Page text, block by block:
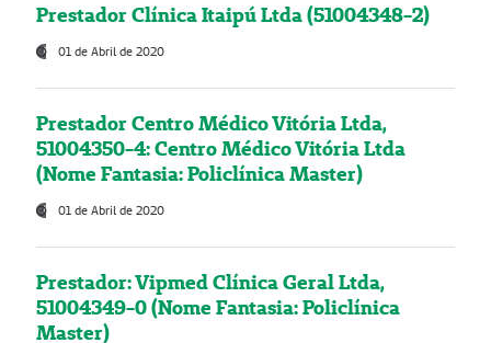
Prestador Clínica Itaipú Ltda (51004348-2)
01 de Abril de 2020
Prestador Centro Médico Vitória Ltda,
51004350-4: Centro Médico Vitória Ltda
(Nome Fantasia: Policlínica Master)
01 de Abril de 2020
Prestador: Vipmed Clínica Geral Ltda,
51004349-0 (Nome Fantasia: Policlínica
Master)